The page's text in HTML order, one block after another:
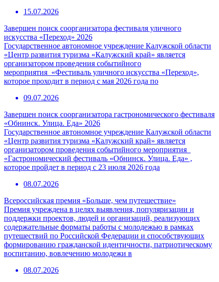
15.07.2026
Завершен поиск соорганизатора фестиваля уличного
искусства «Переход» 2026
Государственное автономное учреждение Калужской области
«Центр развития туризма «Калужский край» является
организатором проведения событийного
мероприятия «Фестиваль уличного искусства «Переход»,
которое проходит в период с мая 2026 года по
09.07.2026
Завершен поиск соорганизатора гастрономического фестиваля
«Обнинск. Улица. Еда» 2026
Государственное автономное учреждение Калужской области
«Центр развития туризма «Калужский край» является
организатором проведения событийного мероприятия
«Гастрономический фестиваль «Обнинск. Улица. Еда» ,
которое пройдет в период с 23 июля 2026 года
08.07.2026
Всероссийская премия «Больше, чем путешествие»
Премия учреждена в целях выявления, популяризации и
поддержки проектов, людей и организаций, реализующих
содержательные форматы работы с молодежью в рамках
путешествий по Российской Федерации и способствующих
формированию гражданской идентичности, патриотическому
воспитанию, вовлечению молодежи в
08.07.2026